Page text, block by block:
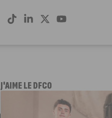
J'AIME LE DFCO